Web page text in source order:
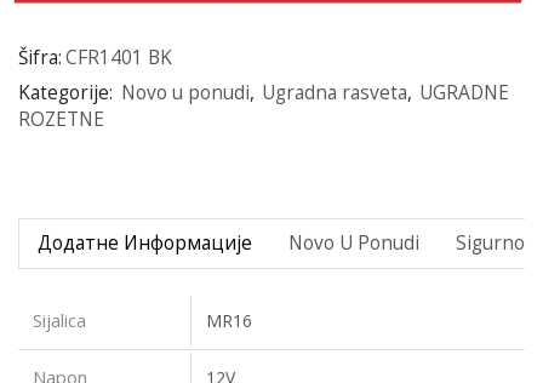
Šifra:CFR1401 BK
Kategorije: Novo u ponudi, Ugradna rasveta, UGRADNE
ROZETNE
Додатне Информације Novo U Ponudi Sigurno
Sijalica MR16
Napon 12V